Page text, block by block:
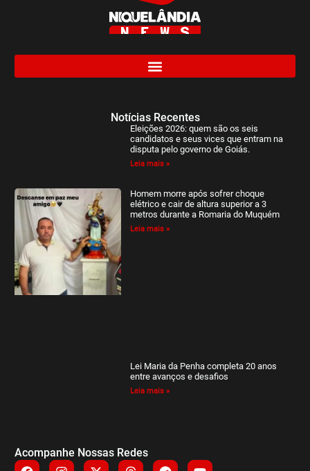
Notícias Recentes
Eleições 2026: quem são os seis
candidatos e seus vices que entram na
disputa pelo governo de Goiás.
Leia mais »
Homem morre após sofrer choque
elétrico e cair de altura superior a 3
metros durante a Romaria do Muquém
Leia mais »
Lei Maria da Penha completa 20 anos
entre avanços e desafios
Leia mais »
Acompanhe Nossas Redes